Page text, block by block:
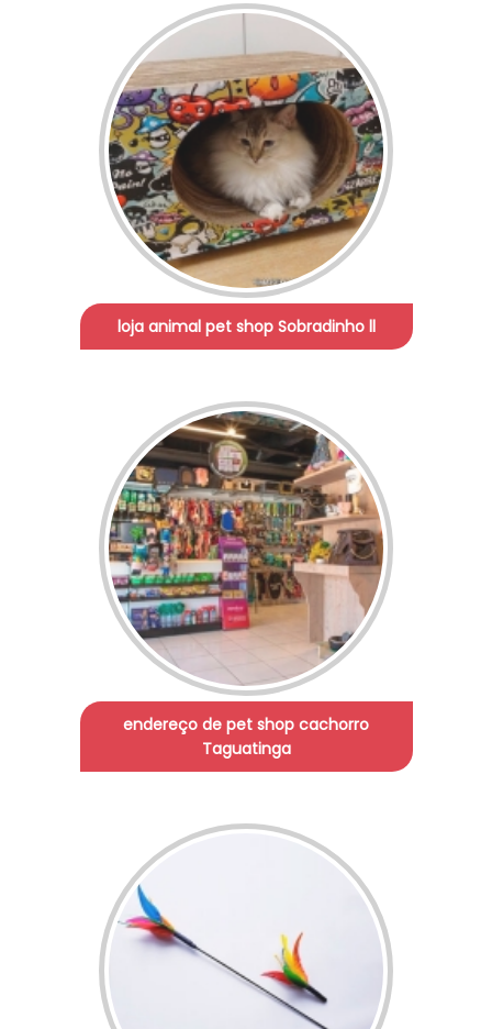
loja animal pet shop Sobradinho ll
endereço de pet shop cachorro
Taguatinga